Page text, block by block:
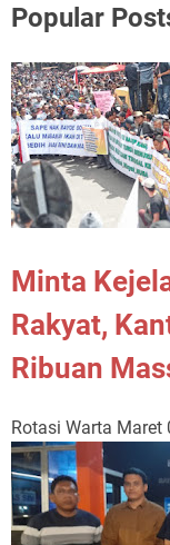
Popular
Minta
Rakyat,
Ribuan
Rotasi Warta Maret